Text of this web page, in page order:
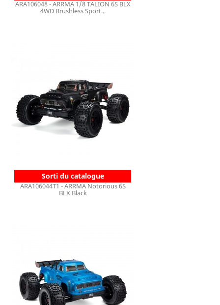
ARA106048 - ARRMA 1/8 TALION 6S BLX
4WD Brushless Sport...
Sorti du catalogue
ARA106044T1 - ARRMA Notorious 6S
BLX Black